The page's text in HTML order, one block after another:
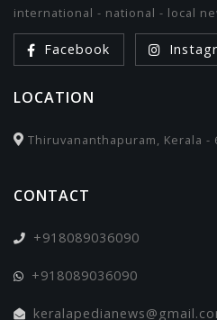
international - national - local
Facebook
LOCATION
Thiruvananthapuram, Kerala -
CONTACT
+918089036090
+918089036090